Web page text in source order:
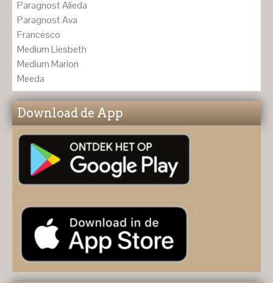
Paragnost Alieda
Paragnost Ava
Francesco
Medium Liesbeth
Medium Marion
Meeda
Download de App